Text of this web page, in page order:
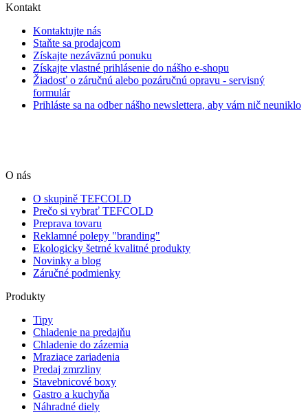
Kontakt
Kontaktujte nás
Staňte sa prodajcom
Získajte nezáväznú ponuku
Získajte vlastné prihlásenie do nášho e-shopu
Žiadosť o záručnú alebo pozáručnú opravu - servisný
formulár
Prihláste sa na odber nášho newslettera, aby vám nič neuniklo
O nás
O skupině TEFCOLD
Prečo si vybrať TEFCOLD
Preprava tovaru
Reklamné polepy "branding"
Ekologicky šetrné kvalitné produkty
Novinky a blog
Záručné podmienky
Produkty
Tipy
Chladenie na predajňu
Chladenie do zázemia
Mraziace zariadenia
Predaj zmrzliny
Stavebnicové boxy
Gastro a kuchyňa
Náhradné diely